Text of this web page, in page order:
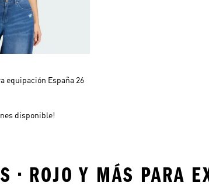
equipación España 26
disponible!
• ROJO Y MÁS PARA